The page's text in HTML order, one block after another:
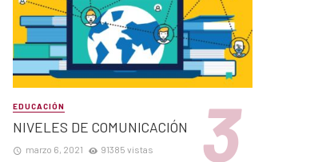
EDUCACIÓN
NIVELES DE COMUNICACIÓN
marzo 6, 2021 91385 vistas